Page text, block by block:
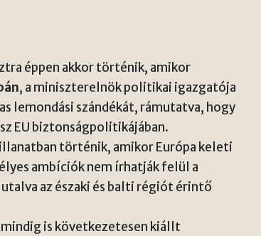
éppen akkor történik, amikor
, a miniszterelnök politikai igazgatója
lemondási szándékát, rámutatva, hogy
EU biztonságpolitikájában.
történik, amikor Európa keleti
ambíciók nem írhatják felül a
utalva az északi és balti régiót érintő
mindig is következetesen kiállt